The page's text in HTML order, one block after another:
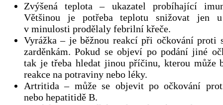
Zvýšená teplota – ukazatel probíhající
Většinou je potřeba teplotu snižovat jen
v minulosti prodělaly febrilní křeče.
Vyrážka – je běžnou reakcí při očkování proti
zarděnkám. Pokud se objeví po podání jiné
tak je třeba hledat jinou příčinu, kterou může
reakce na potraviny nebo léky.
Artritida – může se objevit po očkování
nebo hepatitidě B.